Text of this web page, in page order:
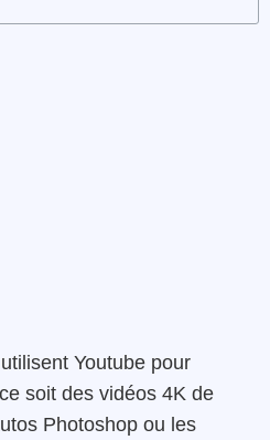
Youtube pour
soit des vidéos 4K de
Photoshop ou les